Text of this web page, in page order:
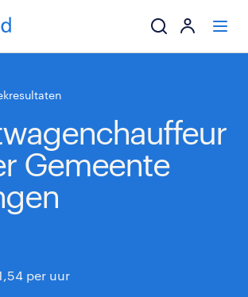
werkgevers
mijn carrière
Gemeente
per uur